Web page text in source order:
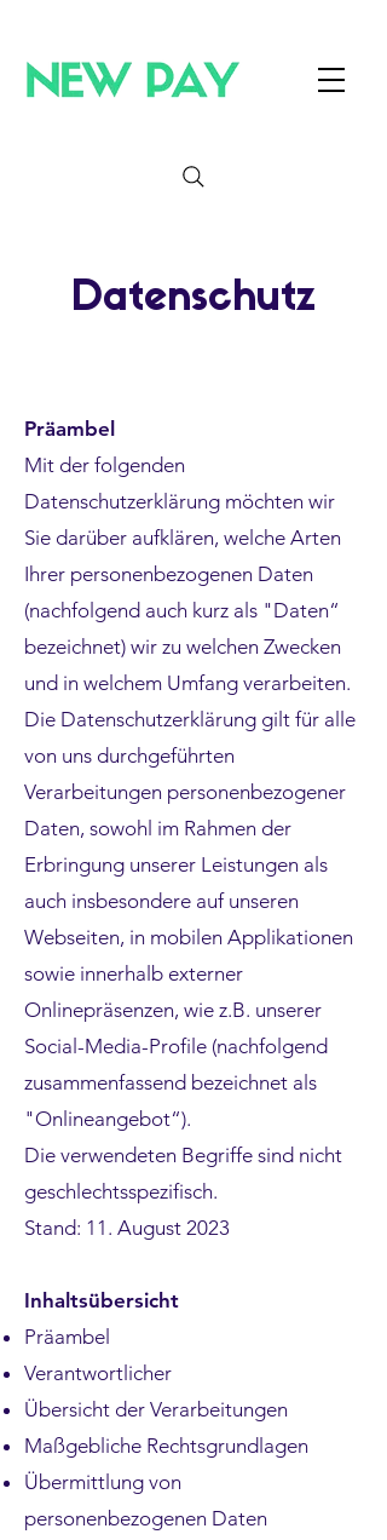
Datenschutz
Präambel
Mit der folgenden
Datenschutzerklärung möchten wir
Sie darüber aufklären, welche Arten
Ihrer personenbezogenen Daten
(nachfolgend auch kurz als "Daten“
bezeichnet) wir zu welchen Zwecken
und in welchem Umfang verarbeiten.
Die Datenschutzerklärung gilt für alle
von uns durchgeführten
Verarbeitungen personenbezogener
Daten, sowohl im Rahmen der
Erbringung unserer Leistungen als
auch insbesondere auf unseren
Webseiten, in mobilen Applikationen
sowie innerhalb externer
Onlinepräsenzen, wie z.B. unserer
Social-Media-Profile (nachfolgend
zusammenfassend bezeichnet als
"Onlineangebot“).
Die verwendeten Begriffe sind nicht
geschlechtsspezifisch.
Stand: 11. August 2023
Inhaltsübersicht
Präambel
Verantwortlicher
Übersicht der Verarbeitungen
Maßgebliche Rechtsgrundlagen
Übermittlung von
personenbezogenen Daten